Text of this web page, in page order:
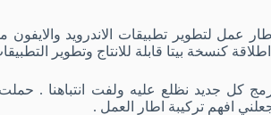
كنسخة بيتا قابلة للانتاج وتطوير
كل جديد نظلع عليه ولفت انتباهنا .
افهم تركيبة اطار العمل .